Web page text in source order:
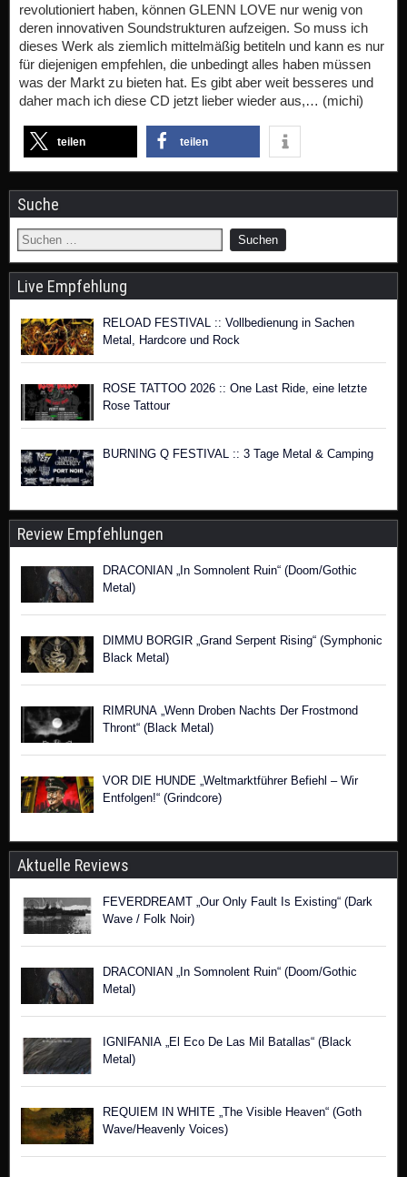
revolutioniert haben, können GLENN LOVE nur wenig von
deren innovativen Soundstrukturen aufzeigen. So muss ich
dieses Werk als ziemlich mittelmäßig betiteln und kann es nur
für diejenigen empfehlen, die unbedingt alles haben müssen
was der Markt zu bieten hat. Es gibt aber weit besseres und
daher mach ich diese CD jetzt lieber wieder aus,… (michi)
teilen teilen
Suche
Live Empfehlung
RELOAD FESTIVAL :: Vollbedienung in Sachen
Metal, Hardcore und Rock
ROSE TATTOO 2026 :: One Last Ride, eine letzte
Rose Tattour
BURNING Q FESTIVAL :: 3 Tage Metal & Camping
Review Empfehlungen
DRACONIAN „In Somnolent Ruin“ (Doom/Gothic
Metal)
DIMMU BORGIR „Grand Serpent Rising“ (Symphonic
Black Metal)
RIMRUNA „Wenn Droben Nachts Der Frostmond
Thront“ (Black Metal)
VOR DIE HUNDE „Weltmarktführer Befiehl – Wir
Entfolgen!“ (Grindcore)
Aktuelle Reviews
FEVERDREAMT „Our Only Fault Is Existing“ (Dark
Wave / Folk Noir)
DRACONIAN „In Somnolent Ruin“ (Doom/Gothic
Metal)
IGNIFANIA „El Eco De Las Mil Batallas“ (Black
Metal)
REQUIEM IN WHITE „The Visible Heaven“ (Goth
Wave/Heavenly Voices)